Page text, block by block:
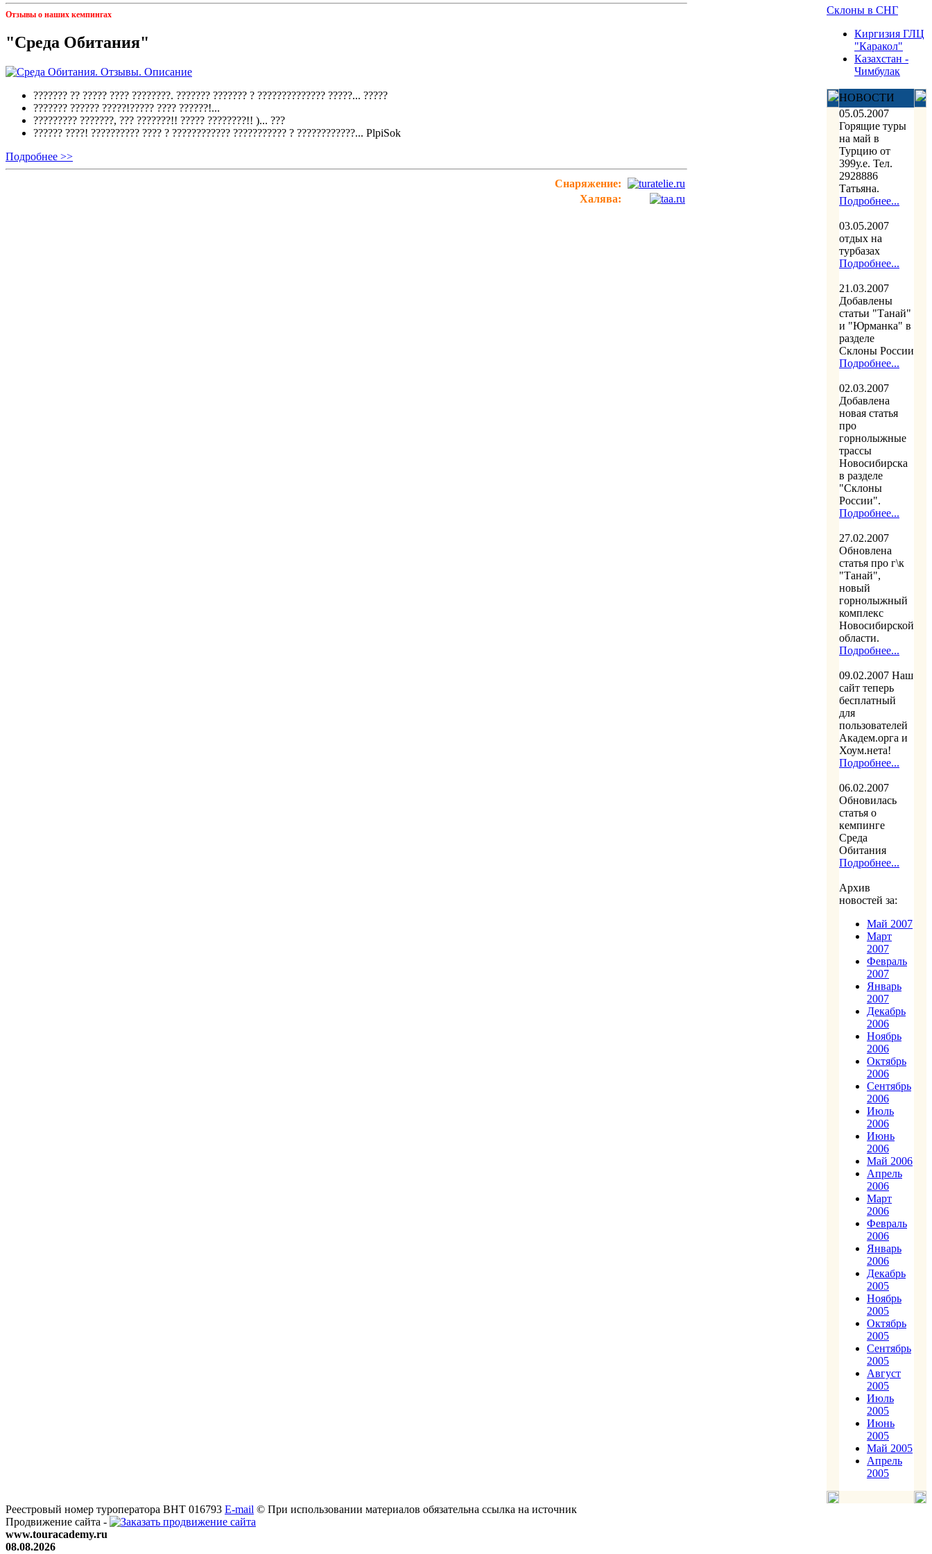
Отзывы о наших кемпингах
"Среда Обитания"
??????? ?? ????? ???? ????????. ??????? ??????? ? ?????????????? ?????... ?????
??????? ?????? ?????!????? ???? ??????!...
????????? ???????, ??? ???????!! ????? ????????!! )... ???
?????? ????! ?????????? ???? ? ???????????? ??????????? ? ????????????... PlpiSok
Подробнее >>
Снаряжение:
Халява:
Склоны в СНГ
Киргизия ГЛЦ
"Каракол"
Казахстан -
Чимбулак
НОВОСТИ
05.05.2007
Горящие туры
на май в
Турцию от
399у.е. Тел.
2928886
Татьяна.
Подробнее...
03.05.2007
отдых на
турбазах
Подробнее...
21.03.2007
Добавлены
статьи "Танай"
и "Юрманка" в
разделе
Склоны России
Подробнее...
02.03.2007
Добавлена
новая статья
про
горнолыжные
трассы
Новосибирска
в разделе
"Склоны
России".
Подробнее...
27.02.2007
Обновлена
статья про г\к
"Танай",
новый
горнолыжный
комплекс
Новосибирской
области.
Подробнее...
09.02.2007 Наш
сайт теперь
бесплатный
для
пользователей
Академ.орга и
Хоум.нета!
Подробнее...
06.02.2007
Обновилась
статья о
кемпинге
Среда
Обитания
Подробнее...
Архив
новостей за:
Май 2007
Март
2007
Февраль
2007
Январь
2007
Декабрь
2006
Ноябрь
2006
Октябрь
2006
Сентябрь
2006
Июль
2006
Июнь
2006
Май 2006
Апрель
2006
Март
2006
Февраль
2006
Январь
2006
Декабрь
2005
Ноябрь
2005
Октябрь
2005
Сентябрь
2005
Август
2005
Июль
2005
Июнь
2005
Май 2005
Апрель
2005
Реестровый номер туроператора ВНТ 016793 E-mail © При использовании материалов обязательна ссылка на источник
Продвижение сайта -
www.touracademy.ru
08.08.2026